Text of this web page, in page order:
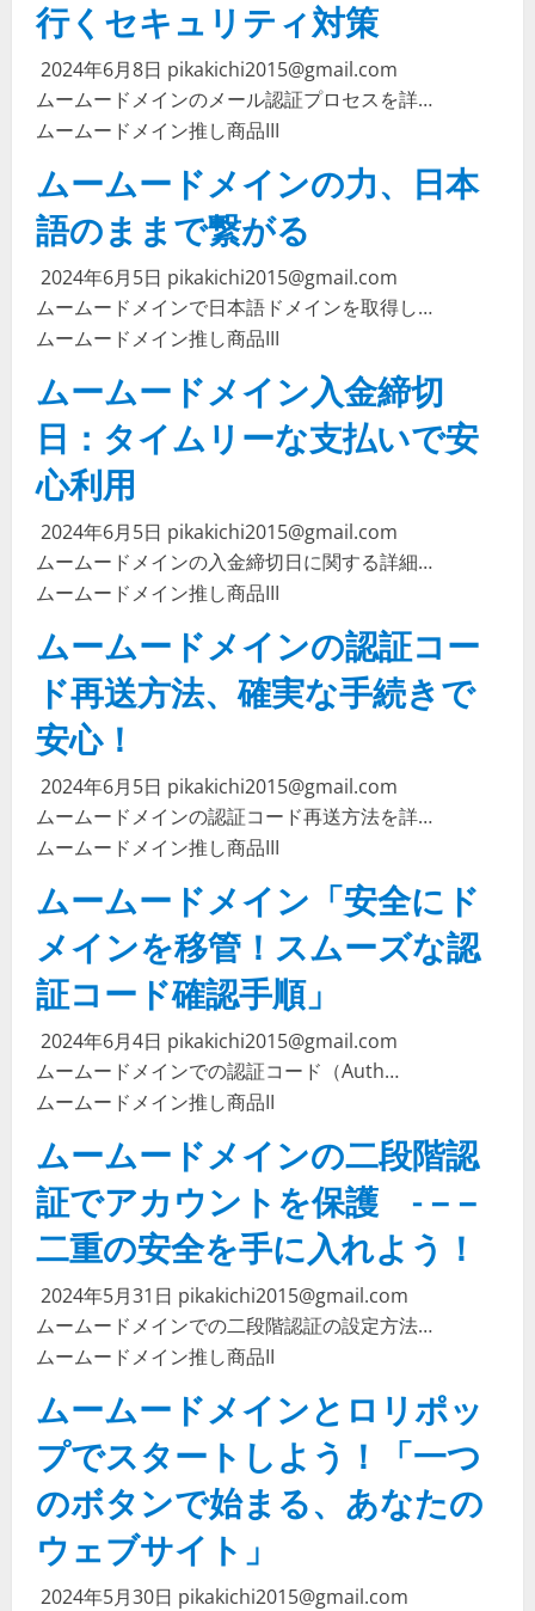
行くセキュリティ対策
2024年6月8日 pikakichi2015@gmail.com
ムームードメインのメール認証プロセスを詳…
ムームードメイン推し商品III
ムームードメインの力、日本
語のままで繋がる
2024年6月5日 pikakichi2015@gmail.com
ムームードメインで日本語ドメインを取得し…
ムームードメイン推し商品III
ムームードメイン入金締切
日：タイムリーな支払いで安
心利用
2024年6月5日 pikakichi2015@gmail.com
ムームードメインの入金締切日に関する詳細…
ムームードメイン推し商品III
ムームードメインの認証コー
ド再送方法、確実な手続きで
安心！
2024年6月5日 pikakichi2015@gmail.com
ムームードメインの認証コード再送方法を詳…
ムームードメイン推し商品III
ムームードメイン「安全にド
メインを移管！スムーズな認
証コード確認手順」
2024年6月4日 pikakichi2015@gmail.com
ムームードメインでの認証コード（Auth…
ムームードメイン推し商品II
ムームードメインの二段階認
証でアカウントを保護 - – –
二重の安全を手に入れよう！
2024年5月31日 pikakichi2015@gmail.com
ムームードメインでの二段階認証の設定方法…
ムームードメイン推し商品II
ムームードメインとロリポッ
プでスタートしよう！「一つ
のボタンで始まる、あなたの
ウェブサイト」
2024年5月30日 pikakichi2015@gmail.com